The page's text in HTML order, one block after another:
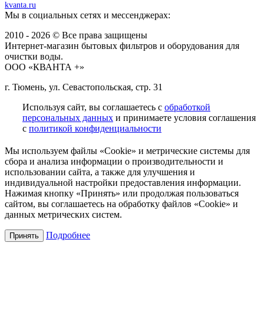
kvanta.ru
Мы в социальных сетях и мессенджерах:
2010 - 2026 © Все права защищены
Интернет-магазин бытовых фильтров и оборудования для
очистки воды.
ООО «КВАНТА +»
г. Тюмень, ул. Севастопольская, стр. 31
Используя сайт, вы соглашаетесь с обработкой
персональных данных и принимаете условия соглашения
с политикой конфиденциальности
Мы используем файлы «Cookie» и метрические системы для
сбора и анализа информации о производительности и
использовании сайта, а также для улучшения и
индивидуальной настройки предоставления информации.
Нажимая кнопку «Принять» или продолжая пользоваться
сайтом, вы соглашаетесь на обработку файлов «Cookie» и
данных метрических систем.
Принять Подробнее